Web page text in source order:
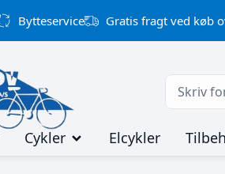
Bytteservice Gratis fragt ved køb
Cykler Elcykler